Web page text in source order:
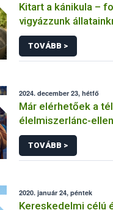
Kitart a kánikula –
vigyázzunk
TOVÁBB >
2024. december 23, hétfő
Már elérhetőek a
élelmiszerlánc-
eredményei
TOVÁBB >
2020. január 24, péntek
Kereskedelmi célú